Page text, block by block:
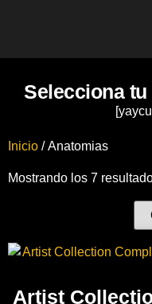
Selecciona tu
Inicio / Anatomias
Mostrando los 7
Artist